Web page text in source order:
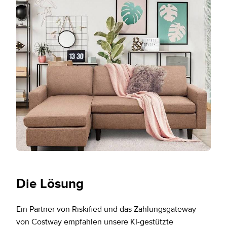
Die Lösung
Ein Partner von Riskified und das Zahlungsgateway
von Costway empfahlen unsere KI-gestützte